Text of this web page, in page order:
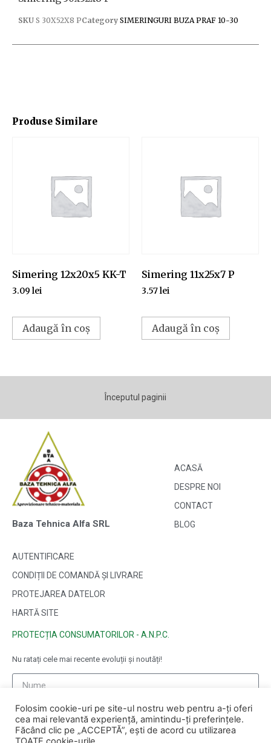
Produse Similare
Simering 12x20x5 KK-T
3.09 lei
Adaugă în coș
Simering 11x25x7 P
3.57lei
Adaugă în coș
SKU S 30X52X8 PCategory SIMERINGURI BUZA PRAF 10-30
Începutul paginii
Baza Tehnica Alfa SRL
ACASĂ
DESPRE NOI
CONTACT
BLOG
AUTENTIFICARE
CONDIȚII DE COMANDĂ ȘI LIVRARE
PROTEJAREA DATELOR
HARTĂ SITE
PROTECȚIA CONSUMATORILOR - A.N.P.C.
Nu ratați cele mai recente evoluții și noutăți!
Folosim cookie-uri pe site-ul nostru web pentru a-ți oferi
cea mai relevantă experiență, amintindu-ți preferințele.
Făcând clic pe „ACCEPTĂ”, ești de acord cu utilizarea